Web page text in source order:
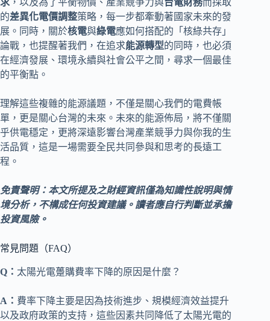
的差異化電價調整策略，每一步都牽動著國家未來的發
展。同時，關於核電與綠電應如何搭配的「核綠共存」
論戰，也提醒著我們，在追求能源轉型的同時，也必須
在經濟發展、環境永續與社會公平之間，尋求一個最佳
的平衡點。
理解這些複雜的能源議題，不僅是關心我們的電費帳
單，更是關心台灣的未來。未來的能源佈局，將不僅關
乎供電穩定，更將深遠影響台灣產業競爭力與你我的生
活品質，這是一場需要全民共同參與和思考的長遠工
程。
免責聲明：本文所提及之財經資訊僅為知識性說明與情
境分析，不構成任何投資建議。讀者應自行判斷並承擔
投資風險。
常見問題（FAQ）
Q： 太陽光電躉購費率下降的原因是什麼？
A： 費率下降主要是因為技術進步、規模經濟效益提升
以及政府政策的支持，這些因素共同降低了太陽光電的